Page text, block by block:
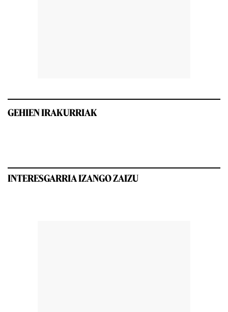
GEHIEN IRAKURRIAK
INTERESGARRIA IZANGO ZAIZU